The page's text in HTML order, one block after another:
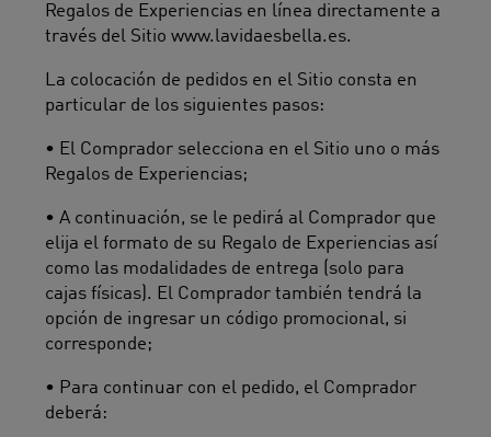
Regalos de Experiencias en línea directamente a
través del Sitio www.lavidaesbella.es.
La colocación de pedidos en el Sitio consta en
particular de los siguientes pasos:
• El Comprador selecciona en el Sitio uno o más
Regalos de Experiencias;
• A continuación, se le pedirá al Comprador que
elija el formato de su Regalo de Experiencias así
como las modalidades de entrega (solo para
cajas físicas). El Comprador también tendrá la
opción de ingresar un código promocional, si
corresponde;
• Para continuar con el pedido, el Comprador
deberá: